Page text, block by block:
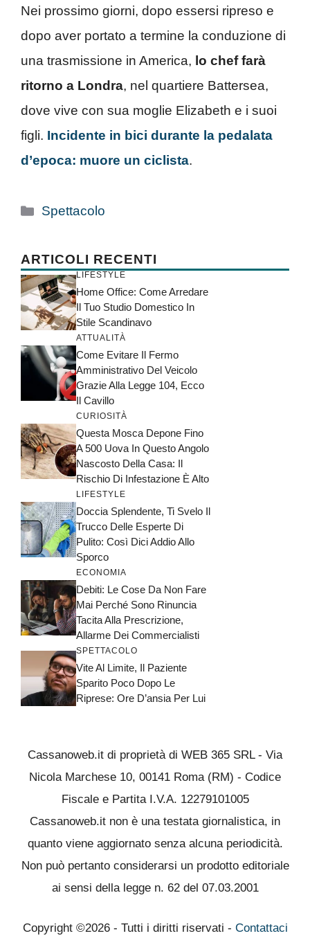
Nei prossimo giorni, dopo essersi ripreso e
dopo aver portato a termine la conduzione di
una trasmissione in America, lo chef farà
ritorno a Londra, nel quartiere Battersea,
dove vive con sua moglie Elizabeth e i suoi
figli. Incidente in bici durante la pedalata
d’epoca: muore un ciclista.
Categorie
Spettacolo
ARTICOLI RECENTI
LIFESTYLE
Home Office: Come Arredare
Il Tuo Studio Domestico In
Stile Scandinavo
ATTUALITÀ
Come Evitare Il Fermo
Amministrativo Del Veicolo
Grazie Alla Legge 104, Ecco
Il Cavillo
CURIOSITÀ
Questa Mosca Depone Fino
A 500 Uova In Questo Angolo
Nascosto Della Casa: Il
Rischio Di Infestazione È Alto
LIFESTYLE
Doccia Splendente, Ti Svelo Il
Trucco Delle Esperte Di
Pulito: Così Dici Addio Allo
Sporco
ECONOMIA
Debiti: Le Cose Da Non Fare
Mai Perché Sono Rinuncia
Tacita Alla Prescrizione,
Allarme Dei Commercialisti
SPETTACOLO
Vite Al Limite, Il Paziente
Sparito Poco Dopo Le
Riprese: Ore D’ansia Per Lui
Cassanoweb.it di proprietà di WEB 365 SRL - Via
Nicola Marchese 10, 00141 Roma (RM) - Codice
Fiscale e Partita I.V.A. 12279101005
Cassanoweb.it non è una testata giornalistica, in
quanto viene aggiornato senza alcuna periodicità.
Non può pertanto considerarsi un prodotto editoriale
ai sensi della legge n. 62 del 07.03.2001
Copyright ©2026 - Tutti i diritti riservati - Contattaci